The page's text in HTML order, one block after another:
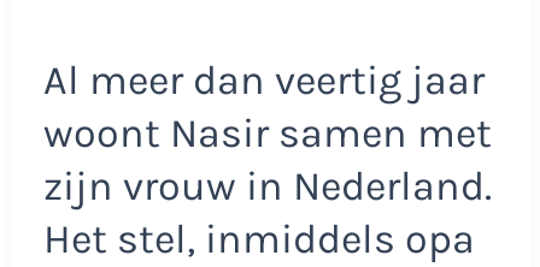
Al meer dan veertig jaar
woont Nasir samen met
zijn vrouw in Nederland.
Het stel, inmiddels opa